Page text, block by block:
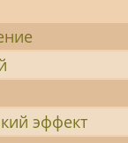
эффект